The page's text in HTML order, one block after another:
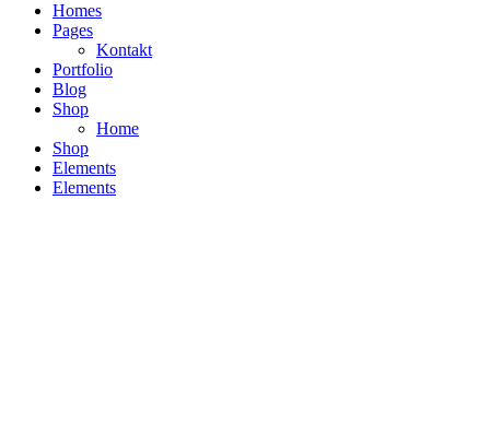
Homes
Pages
Kontakt
Portfolio
Blog
Shop
Home
Shop
Elements
Elements